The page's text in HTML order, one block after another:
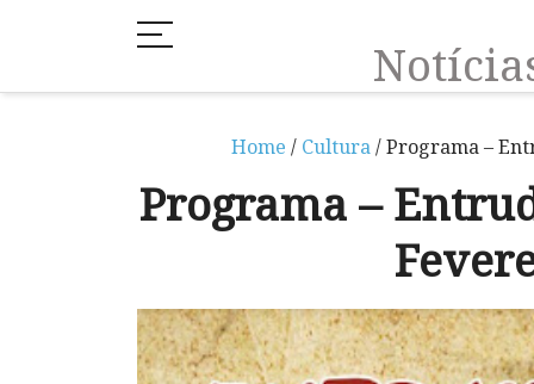
Home / Cultura/ Programa –
Programa –